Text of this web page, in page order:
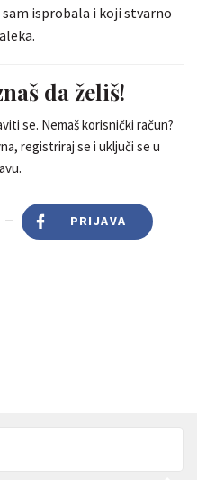
isprobala i koji stvarno
da želiš!
se. Nemaš korisnički račun?
registriraj se i uključi se u
PRIJAVA